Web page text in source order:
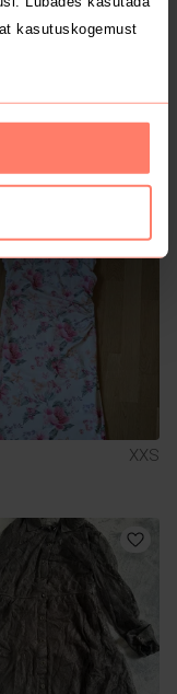
kasutuskogemust
XXS